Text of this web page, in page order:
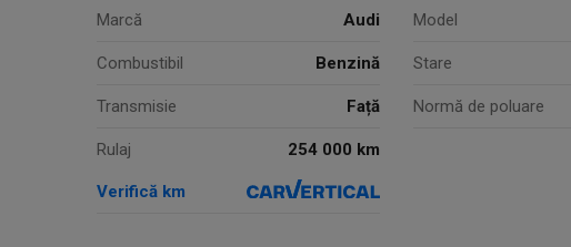
Marcă Audi Model
Combustibil Benzină Stare
Transmisie Față Normă de poluare
Rulaj 254 000 km
Verifică km